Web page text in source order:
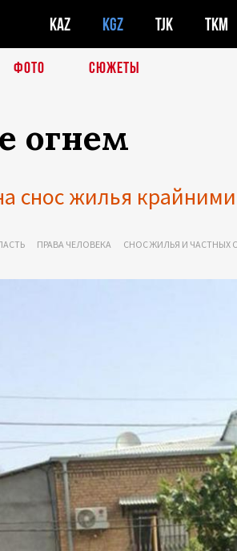
KAZ KGZ TJK TKM
ФОТО СЮЖЕТЫ
огнем
снос жилья
ПРАВА ЧЕЛОВЕКА СНОС ЖИЛЬЯ И ЧАСТНЫХ